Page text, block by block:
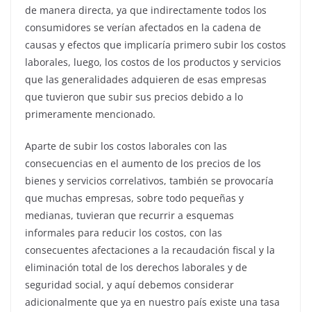
de manera directa, ya que indirectamente todos los
consumidores se verían afectados en la cadena de
causas y efectos que implicaría primero subir los costos
laborales, luego, los costos de los productos y servicios
que las generalidades adquieren de esas empresas
que tuvieron que subir sus precios debido a lo
primeramente mencionado.
Aparte de subir los costos laborales con las
consecuencias en el aumento de los precios de los
bienes y servicios correlativos, también se provocaría
que muchas empresas, sobre todo pequeñas y
medianas, tuvieran que recurrir a esquemas
informales para reducir los costos, con las
consecuentes afectaciones a la recaudación fiscal y la
eliminación total de los derechos laborales y de
seguridad social, y aquí debemos considerar
adicionalmente que ya en nuestro país existe una tasa